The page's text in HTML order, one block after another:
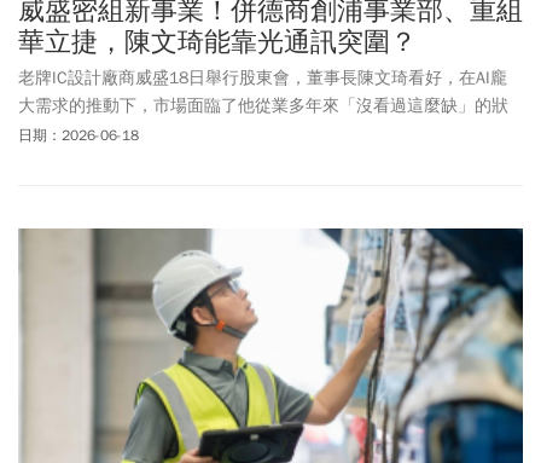
威盛密組新事業！併德商創浦事業部、重組
華立捷，陳文琦能靠光通訊突圍？
老牌IC設計廠商威盛18日舉行股東會，董事長陳文琦看好，在AI龐
大需求的推動下，市場面臨了他從業多年來「沒看過這麼缺」的狀
況。他指出，現在甚至比疫情時期的缺貨幅度還大，幾乎是「全面
日期：2026-06-18